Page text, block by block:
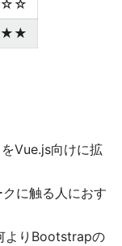
Vue.js向けに拡
に触る人におす
よりBootstrapの